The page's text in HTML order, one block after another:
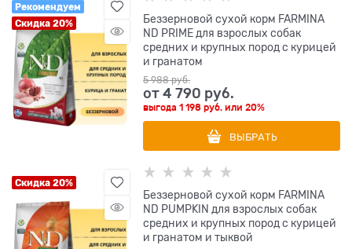
Рекомендуем
Скидка 20%
Беззерновой cухой корм FARMINA
ND PRIME для взрослых собак
средних и крупных пород с курицей
и гранатом
5 988 руб.
от4 790 руб.
выгода1 198 руб. или20%
ВЫБРАТЬ
Скидка 20%
Беззерновой cухой корм FARMINA
ND PUMPKIN для взрослых собак
средних и крупных пород с курицей
и гранатом и тыквой